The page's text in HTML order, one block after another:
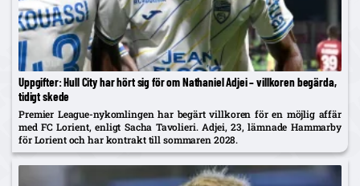
Uppgifter: Hull City har hört sig för om Nathaniel Adjei – villkoren begärda,
tidigt skede
Premier League-nykomlingen har begärt villkoren för en möjlig affär
med FC Lorient, enligt Sacha Tavolieri. Adjei, 23, lämnade Hammarby
för Lorient och har kontrakt till sommaren 2028.